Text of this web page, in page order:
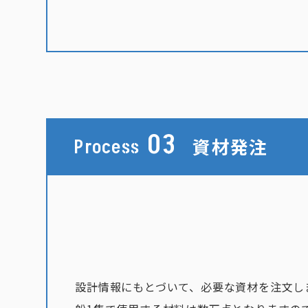
Process 03 資材発注
設計情報にもとづいて、必要な資材を注文し